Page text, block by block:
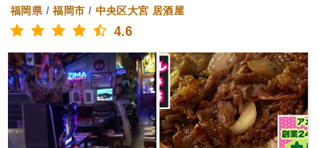
福岡県/福岡市 / 中央区大宮 居酒屋
4.6